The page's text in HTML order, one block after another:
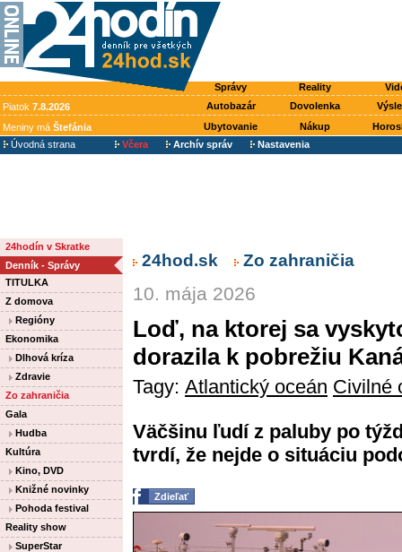
Správy Reality
Piatok 7.8.2026 Autobazár Dovolenka
Meniny má Štefánia Ubytovanie Nákup
Úvodná strana
Včera Archív správ Nastavenia
24hodín v Skratke
Denník - Správy
TITULKA
Z domova
Regióny
Ekonomika
Dlhová kríza
Zdravie
Zo zahraničia
Gala
Hudba
Kultúra
Kino, DVD
Knižné novinky
Pohoda festival
Reality show
SuperStar
24hod.sk Zo zahraničia
10. mája 2026
Loď, na ktorej sa
dorazila k pobrežiu
Tagy: Atlantický oceán Civilné
Väčšinu ľudí z paluby po
tvrdí, že nejde o situáciu
Zdieľať